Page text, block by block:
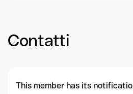
Contatti
This member has its